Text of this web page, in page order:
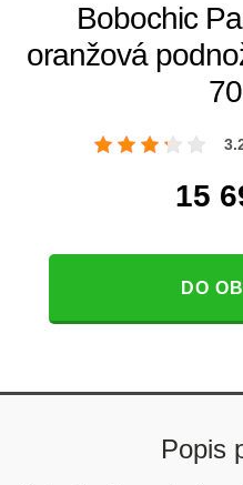
Bobochic
oranžová
15
DO
Popis